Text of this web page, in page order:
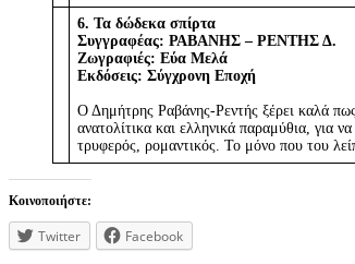
6. Τα δώδεκα σπίρτα
Συγγραφέας: ΡΑΒΑΝΗΣ – ΡΕΝΤΗΣ Δ.
Ζωγραφιές: Εύα Μελά
Εκδόσεις: Σύγχρονη Εποχή
Ο Δημήτρης Ραβάνης-Ρεντής ξέρει καλά
ανατολίτικα και ελληνικά παραμύθια, για
τρυφερός, ρομαντικός. Το μόνο που του
Κοινοποιήστε:
Twitter Facebook